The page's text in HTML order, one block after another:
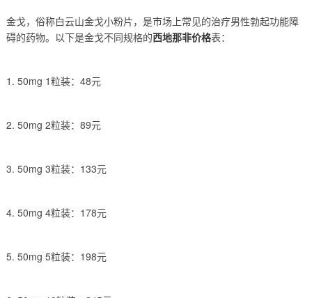
金戈，俗称白云山金戈小粉片，是市场上常见的治疗男性勃起功能障
碍的药物。以下是金戈不同规格的西地那非价格表：
1. 50mg 1粒装：48元
2. 50mg 2粒装：89元
3. 50mg 3粒装：133元
4. 50mg 4粒装：178元
5. 50mg 5粒装：198元